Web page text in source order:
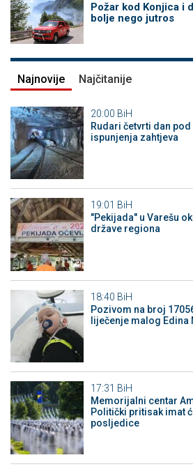
Požar kod Konjica i
bolje nego jutros
Najnovije Najčitanije
20:00 BiH
Rudari četvrti dan
ispunjenja zahtjeva
19:01 BiH
"Pekijada" u Varešu
države regiona
18:40 BiH
Pozivom na broj
liječenje malog
17:31 BiH
Memorijalni centar
Politički pritisak imat
posljedice